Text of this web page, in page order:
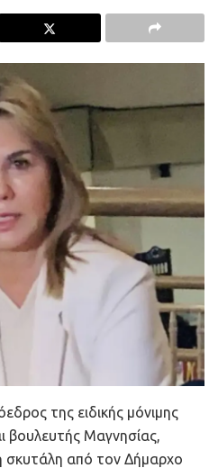
της ειδικής μόνιμης
βουλευτής Μαγνησίας,
από τον Δήμαρχο